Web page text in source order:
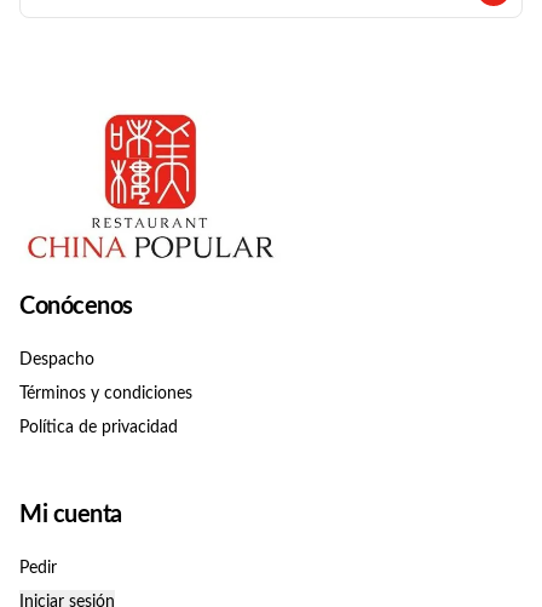
Conócenos
Despacho
Términos y condiciones
Política de privacidad
Mi cuenta
Pedir
Iniciar sesión